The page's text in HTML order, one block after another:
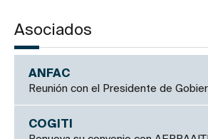
Asociados
ANFAC
Reunión con el Presidente de
COGITI